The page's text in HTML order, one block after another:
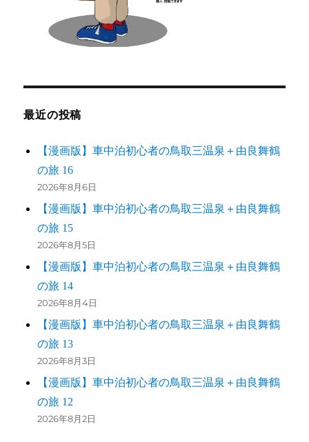
最近の投稿
【漫画版】車中泊初心者の鳥取三温泉＋由良舞鶴
の旅 16
2026年8月6日
【漫画版】車中泊初心者の鳥取三温泉＋由良舞鶴
の旅 15
2026年8月5日
【漫画版】車中泊初心者の鳥取三温泉＋由良舞鶴
の旅 14
2026年8月4日
【漫画版】車中泊初心者の鳥取三温泉＋由良舞鶴
の旅 13
2026年8月3日
【漫画版】車中泊初心者の鳥取三温泉＋由良舞鶴
の旅 12
2026年8月2日